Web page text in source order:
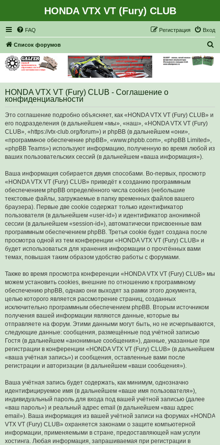
HONDA VTX VT (Fury) CLUB
FAQ Вход
Регистрация
Список форумов
HONDA VTX VT (Fury) CLUB - Соглашение о
конфиденциальности
Это соглашение подробно объясняет, как «HONDA VTX VT (Fury) CLUB» и
его подразделения (в дальнейшем «мы», «наш», «HONDA VTX VT (Fury)
CLUB», «https://vtx-club.org/forum») и phpBB (в дальнейшем «они»,
«программное обеспечение phpBB», «www.phpbb.com», «phpBB Limited»,
«phpBB Teams») используют информацию, полученную во время любой из
ваших пользовательских сессий (в дальнейшем «ваша информация»).
Ваша информация собирается двумя способами. Во-первых, просмотр
«HONDA VTX VT (Fury) CLUB» приведёт к созданию программным
обеспечением phpBB определённого числа cookies (небольшие
текстовые файлы, загружаемые в папку временных файлов вашего
браузера). Первые две cookie содержат только идентификатор
пользователя (в дальнейшем «user-id») и идентификатор анонимной
сессии (в дальнейшем «session-id»), автоматически присвоенные вам
программным обеспечением phpBB. Третья cookie будет создана после
просмотра одной из тем конференции «HONDA VTX VT (Fury) CLUB» и
будет использоваться для хранения информации о прочтённых вами
темах, повышая таким образом удобство работы с форумами.
Также во время просмотра конференции «HONDA VTX VT (Fury) CLUB» мы
можем установить cookies, внешние по отношению к программному
обеспечению phpBB, однако они выходят за рамки этого документа,
целью которого является рассмотрение страниц, созданных
исключительно программным обеспечением phpBB. Вторым источником
получения вашей информации являются данные, которые вы
отправляете на форум. Этими данными могут быть, но не исчерпываются,
следующие данные: сообщения, размещённые под учётной записью
Гостя (в дальнейшем «анонимные сообщения»), данные, указанные при
регистрации в конференции «HONDA VTX VT (Fury) CLUB» (в дальнейшем
«ваша учётная запись») и сообщения, оставленные вами после
регистрации и авторизации (в дальнейшем «ваши сообщения»).
Ваша учётная запись будет содержать, как минимум, однозначно
идентифицируемое имя (в дальнейшем «ваше имя пользователя»),
индивидуальный пароль для входа под вашей учётной записью (далее
«ваш пароль») и реальный адрес email (в дальнейшем «ваш адрес
email»). Ваша информация из вашей учётной записи на форумах «HONDA
VTX VT (Fury) CLUB» охраняется законами о защите компьютерной
информации, применяемыми в стране, предоставляющей нам услуги
хостинга. Любая информация, запрашиваемая при регистрации в